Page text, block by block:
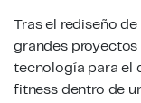
Tras el rediseño
grandes proyectos
tecnología para el
fitness dentro de